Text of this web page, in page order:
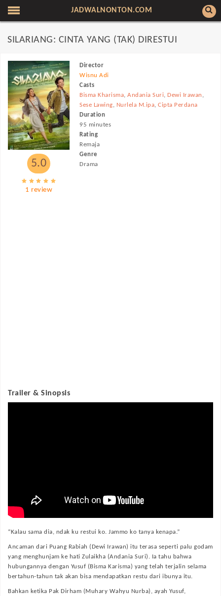
JADWALNONTON.COM
SILARIANG: CINTA YANG (TAK) DIRESTUI
5.0
1 review
Director
Wisnu Adi
Casts
Bisma Kharisma,Andania Suri, Dewi Irawan ,
Sese Lawing, Nurlela M.ipa,Cipta Perdana
Duration
95 minutes
Rating
Remaja
Genre
Drama
Trailer & Sinopsis
“Kalau sama dia, ndak ku restui ko. Jammo ko tanya kenapa.”
Ancaman dari Puang Rabiah (Dewi Irawan) itu terasa seperti palu godam
yang menghunjam ke hati Zulaikha (Andania Suri). Ia tahu bahwa
hubungannya dengan Yusuf (Bisma Karisma) yang telah terjalin selama
bertahun-tahun tak akan bisa mendapatkan restu dari ibunya itu.
Bahkan ketika Pak Dirham (Muhary Wahyu Nurba), ayah Yusuf,